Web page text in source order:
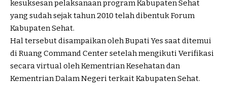
kesuksesan pelaksanaan program Kabupaten Sehat
yang sudah sejak tahun 2010 telah dibentuk Forum
Kabupaten Sehat.
Hal tersebut disampaikan oleh Bupati Yes saat ditemui
di Ruang Command Center setelah mengikuti Verifikasi
secara virtual oleh Kementrian Kesehatan dan
Kementrian Dalam Negeri terkait Kabupaten Sehat.